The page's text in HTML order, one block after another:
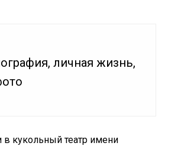
личная жизнь,
в кукольный театр имени